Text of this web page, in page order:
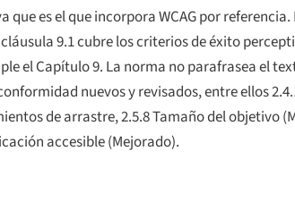
es el que incorpora WCAG por referencia.
9.1 cubre los criterios de éxito
el Capítulo 9. La norma no parafrasea el
nuevos y revisados, entre ellos
de arrastre,2.5.8 Tamaño del objetivo
accesible (Mejorado).